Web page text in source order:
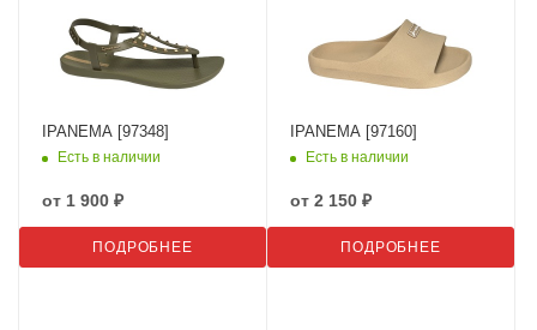
IPANEMA [97348]
Есть в наличии
от 1 900 ₽
ПОДРОБНЕЕ
IPANEMA [97160]
Есть в наличии
от 2 150 ₽
ПОДРОБНЕЕ